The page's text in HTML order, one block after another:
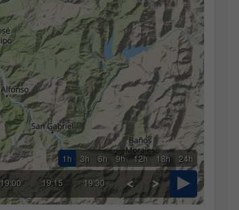
1h 3h 6h 9h 12h 18h 24h
19:00 19:15 19:30